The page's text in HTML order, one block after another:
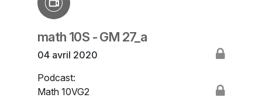
math 10S - GM 27_a
04 avril 2020
Podcast:
Math 10VG2